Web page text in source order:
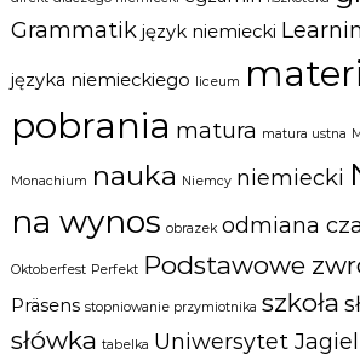
Grammatik język niemiecki
języka niemieckiego liceum
pobrania matura matura ustna
Monachium nauka Niemcy niemiecki
na wynos obrazek odmiana
Oktoberfest Perfekt Podstawowe
Präsens stopniowanie przymiotnika szkoła
słówka tabelka Uniwersytet